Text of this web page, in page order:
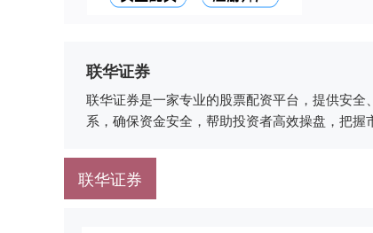
联华证券
联华证券是一家专业的股票配资平台，提供安
系，确保资金安全，帮助投资者高效操盘，把握
联华证券